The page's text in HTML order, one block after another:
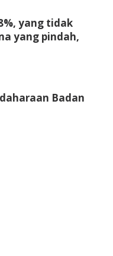
yang tidak
yang pindah,
Badan